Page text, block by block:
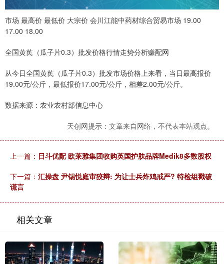
市场 最高价 最低价 大宗价 会川江能中药材综合贸易市场 19.00
17.00 18.00
全国黄芪（瓜子片0.3）批发价格行情走势分析赚配网
从今日全国黄芪（瓜子片0.3）批发市场价格上来看，当日最高报价
19.00元/公斤，最低报价17.00元/公斤，相差2.00元/公斤。
数据来源：农业农村部信息中心
天创网提示：文章来自网络，不代表本站观点。
上一篇： 日斗优配 欧莱雅集团收购英国护肤品牌Medik8多数股权
下一篇： 汇操盘 尹锡悦庭审狡辩: 为让士兵炸鸡戒严? 特检组戳破
谎言
相关文章